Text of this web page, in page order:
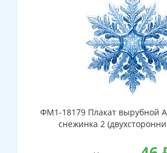
ФМ1-18179 Плакат вырубной
снежинка 2